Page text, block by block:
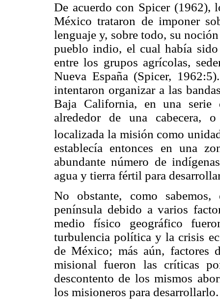
De acuerdo con Spicer (1962),
México trataron de imponer
lenguaje y, sobre todo, su
pueblo indio, el cual había
entre los grupos agrícolas,
Nueva España (Spicer,
intentaron organizar a las
Baja California, en una serie
alrededor de una cabecera,
localizada la misión como
establecía entonces en una
abundante número de
agua y tierra fértil para
No obstante, como
península debido a varios
medio físico geográfico
turbulencia política y la crisis
de México; más aún, factores
misional fueron las críticas
descontento de los mismos
los misioneros para desarrollarlo.